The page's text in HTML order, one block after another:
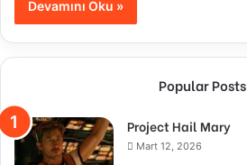
Devamını Oku »
Popular Posts
Project Hail Mary
Mart 12, 2026